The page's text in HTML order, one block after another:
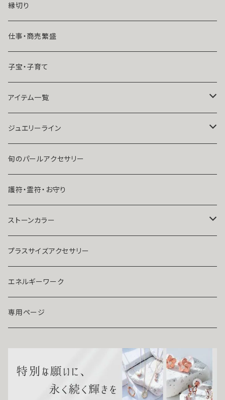
魔術師恋雪
魔術師N.Kelly
魔術師Sara Serendipity
祈祷師澪央
ユタ玉城陽
年齢差のある恋（年上・年下）
マンネリ気味の恋
遠距離
復縁したい・取り戻したい愛情
人に言えない関係
出会いが欲しい
結婚したい
人気運・モテる
縁切り
仕事・商売繁盛
子宝・子育て
アイテム一覧
ネックレス
ブレスレット・アンクレット
リング
イヤリング・ピアス
ストラップ・キーホルダー
マスクピアス
ブローチ
開運アイテム
ジュエリーライン
Ｋ１０
K１４
Ｋ１８
プラチナ
ダイヤモンド
モアサナイト
パール
旬のパールアクセサリー
護符・霊符・お守り
ストーンカラー
クリア
ブルー
レッド
ピンク
プラスサイズアクセサリー
エネルギーワーク
専用ページ